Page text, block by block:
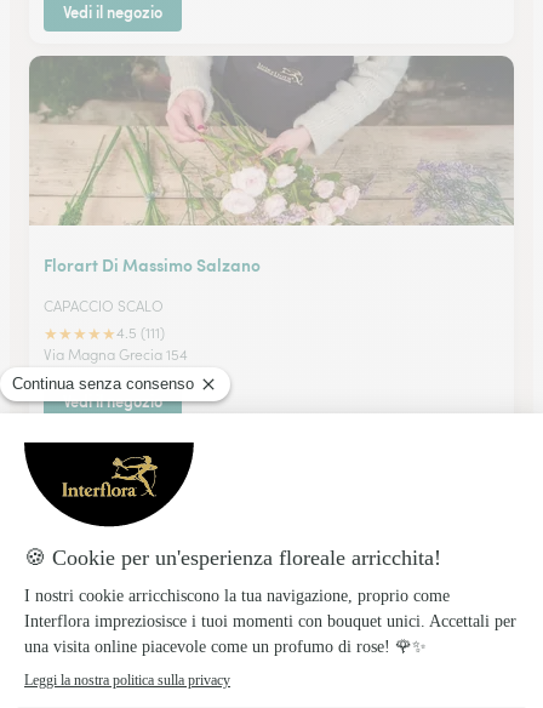
Vedi il negozio
Florart Di Massimo Salzano
CAPACCIO SCALO
★★★★★4.5 (111)
Via Magna Grecia 154
Vedi il negozio
Florart Di de Luca Pasqualina